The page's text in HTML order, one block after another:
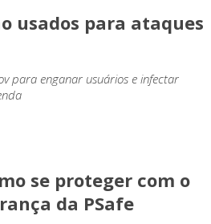
usados para ataques
para enganar usuários e infectar
se proteger com o
da PSafe